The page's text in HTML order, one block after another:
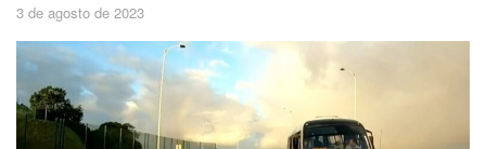
3 de agosto de 2023